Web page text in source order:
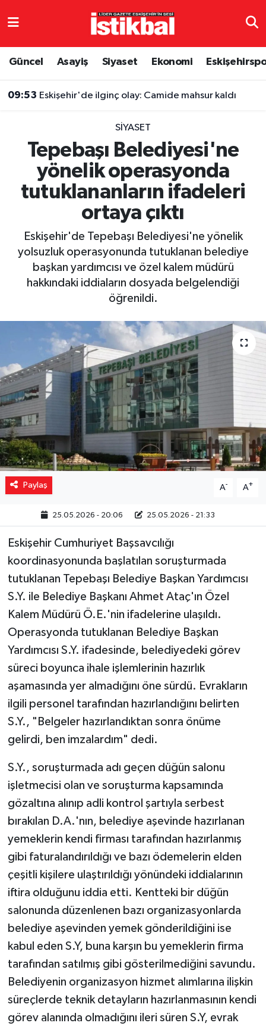
Güncel Asayiş Siyaset Ekonomi
09:53 Eskişehir'de ilginç olay: Camide mahsur kaldı
SIYASET
Tepebaşı Belediyesi'ne
yönelik operasyonda
tutuklananların ifadeleri
ortaya çıktı
Eskişehir'de Tepebaşı Belediyesi'ne yönelik
yolsuzluk operasyonunda tutuklanan belediye
başkan yardımcısı ve özel kalem müdürü
hakkındaki iddiaların dosyada belgelendiği
öğrenildi.
Paylaş A- A+
25.05.2026 - 20:06 25.05.2026 - 21:33
Eskişehir Cumhuriyet Başsavcılığı
koordinasyonunda başlatılan soruşturmada
tutuklanan Tepebaşı Belediye Başkan Yardımcısı
S.Y. ile Belediye Başkanı Ahmet Ataç'ın Özel
Kalem Müdürü Ö.E.'nin ifadelerine ulaşıldı.
Operasyonda tutuklanan Belediye Başkan
Yardımcısı S.Y. ifadesinde, belediyedeki görev
süreci boyunca ihale işlemlerinin hazırlık
aşamasında yer almadığını öne sürdü. Evrakların
ilgili personel tarafından hazırlandığını belirten
S.Y., "Belgeler hazırlandıktan sonra önüme
gelirdi, ben imzalardım" dedi.
S.Y., soruşturmada adı geçen düğün salonu
işletmecisi olan ve soruşturma kapsamında
gözaltına alınıp adli kontrol şartıyla serbest
bırakılan D.A.'nın, belediye aşevinde hazırlanan
yemeklerin kendi firması tarafından hazırlanmış
gibi faturalandırıldığı ve bazı ödemelerin elden
çeşitli kişilere ulaştırıldığı yönündeki iddialarının
iftira olduğunu iddia etti. Kentteki bir düğün
salonunda düzenlenen bazı organizasyonlarda
belediye aşevinden yemek gönderildiğini ise
kabul eden S.Y, buna karşın bu yemeklerin firma
tarafından satılmış gibi gösterilmediğini savundu.
Belediyenin organizasyon hizmet alımlarına ilişkin
süreçlerde teknik detayların hazırlanmasının kendi
görev alanında olmadığını ileri süren S.Y, evrak
Eskişehirspor
Spor
Eğitim
Sağlık
Yaşam
Eskişehir Nöbetçi Eczaneler
TFF 3.Lig 4.Grup Puan Durumu ve Fikstür
Tüm Manşetler
Haber Arşivi